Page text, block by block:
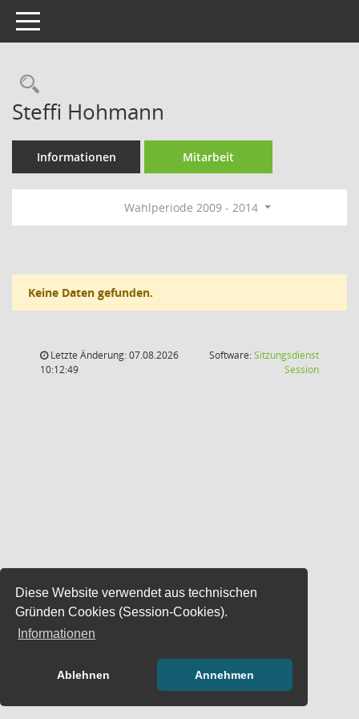
Diese Website verwendet aus technischen
Gründen Cookies (Session-Cookies).
Informationen
Ablehnen Annehmen
Toggle navigation
Rechercheauswahl
Steffi Hohmann
Informationen Mitarbeit
Wahlperiode 2009 - 2014
Keine Daten gefunden.
Letzte Änderung: 07.08.2026
10:12:49
Software:Sitzungsdienst
Session(Wird in